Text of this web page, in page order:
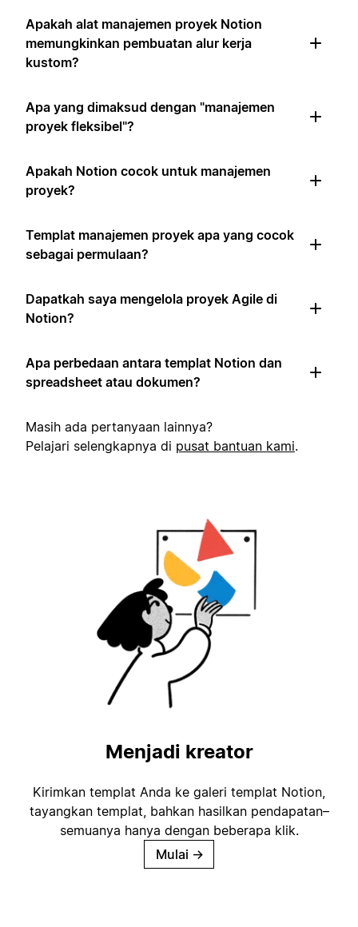
Apakah alat manajemen proyek Notion
memungkinkan pembuatan alur kerja
kustom?
Apa yang dimaksud dengan "manajemen
proyek fleksibel"?
Apakah Notion cocok untuk manajemen
proyek?
Templat manajemen proyek apa yang cocok
sebagai permulaan?
Dapatkah saya mengelola proyek Agile di
Notion?
Apa perbedaan antara templat Notion dan
spreadsheet atau dokumen?
Masih ada pertanyaan lainnya?
Pelajari selengkapnya di pusat bantuan kami.
Menjadi kreator
Kirimkan templat Anda ke galeri templat Notion,
tayangkan templat, bahkan hasilkan pendapatan–
semuanya hanya dengan beberapa klik.
Mulai →